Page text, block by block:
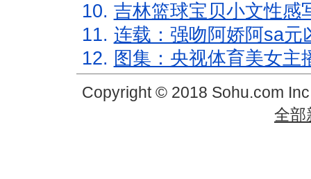
10. 吉林篮球宝贝小文性感
11. 连载：强吻阿娇阿sa元
12. 图集：央视体育美女主
Copyright © 2018 Sohu.com
全部